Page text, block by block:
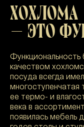
ХОХЛОМА
— ЭТО
качеством
посуда всегда
многоступенчатая
ее термо- и
века в
появилась мебель